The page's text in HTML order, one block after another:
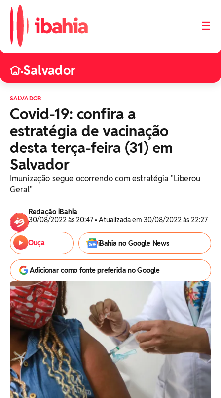
☰
•Salvador
SALVADOR
Covid-19: confira a
estratégia de vacinação
desta terça-feira (31) em
Salvador
Imunização segue ocorrendo com estratégia "Liberou
Geral"
Redação iBahia
30/08/2022 às 20:47 • Atualizada em 30/08/2022 às 22:27
Ouça iBahia no Google News
Adicionar como fonte preferida no Google